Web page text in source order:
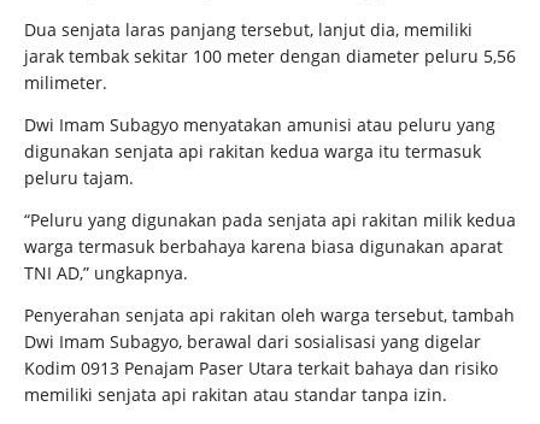
Dua senjata laras panjang tersebut, lanjut dia, memiliki
jarak tembak sekitar 100 meter dengan diameter peluru 5,56
milimeter.
Dwi Imam Subagyo menyatakan amunisi atau peluru yang
digunakan senjata api rakitan kedua warga itu termasuk
peluru tajam.
“Peluru yang digunakan pada senjata api rakitan milik kedua
warga termasuk berbahaya karena biasa digunakan aparat
TNI AD,” ungkapnya.
Penyerahan senjata api rakitan oleh warga tersebut, tambah
Dwi Imam Subagyo, berawal dari sosialisasi yang digelar
Kodim 0913 Penajam Paser Utara terkait bahaya dan risiko
memiliki senjata api rakitan atau standar tanpa izin.